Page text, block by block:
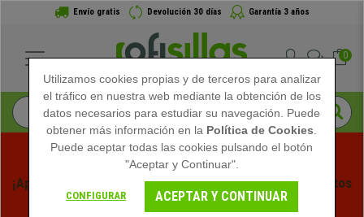
Envío gratis Devolución 30 días Garantía 3 años
0
¡Aprovecha las Rebajas de Verano en Ofisillas! Descuentos
Exclusivos por Tiempo Limitado - Ver Promo
Utilizamos cookies propias y de terceros para analizar
el tráfico en nuestra web mediante la obtención de los
datos necesarios para estudiar su navegación. Puede
obtener más información en la Política de Cookies
Puede aceptar todas las cookies pulsando el botón
"Aceptar y Continuar".
CONFIGURAR ACEPTAR Y CONTINUAR